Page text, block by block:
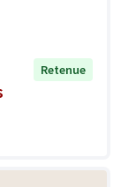
Retenue